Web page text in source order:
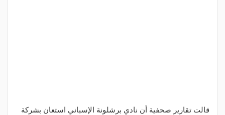
قالت تقارير صحفية أن نادي برشلونة الإسباني استعان بشركة